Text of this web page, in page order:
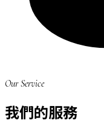
Our Service
我們的服務